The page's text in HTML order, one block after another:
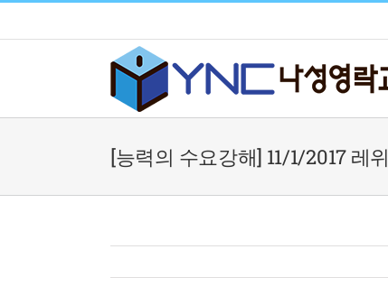
to
[능력의 수요강해] 11/1/2017 레